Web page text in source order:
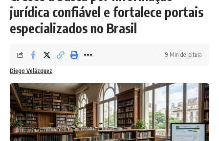
jurídica confiável e fortalece portais
especializados no Brasil
Diego Velázquez
9 Min de leitura